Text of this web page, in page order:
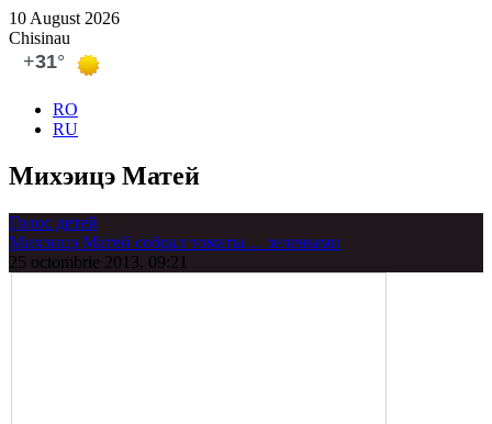
10 August 2026
Chisinau
RO
RU
Михэицэ Матей
Голос детей
Михэицэ Матей собрал томаты… зелеными
25 octombrie 2013, 09:21